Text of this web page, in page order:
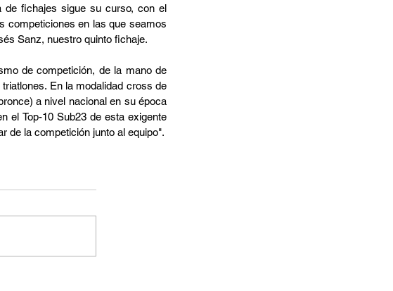
fichajes sigue su curso, con el
competiciones en las que seamos
Sanz, nuestro quinto fichaje.
de competición, de la mano de
En la modalidad cross de
a nivel nacional en su época
el Top-10 Sub23 de esta exigente
de la competición junto al equipo".